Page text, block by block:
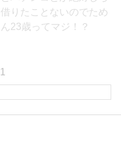
りたことないのでため
23歳ってマジ！？